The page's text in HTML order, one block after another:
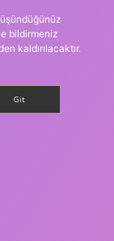
bildirmeniz
kaldırılacaktır.